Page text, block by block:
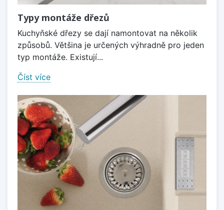
Typy montáže dřezů
Kuchyňské dřezy se dají namontovat na několik
způsobů. Většina je určených výhradně pro jeden
typ montáže. Existují...
Číst více